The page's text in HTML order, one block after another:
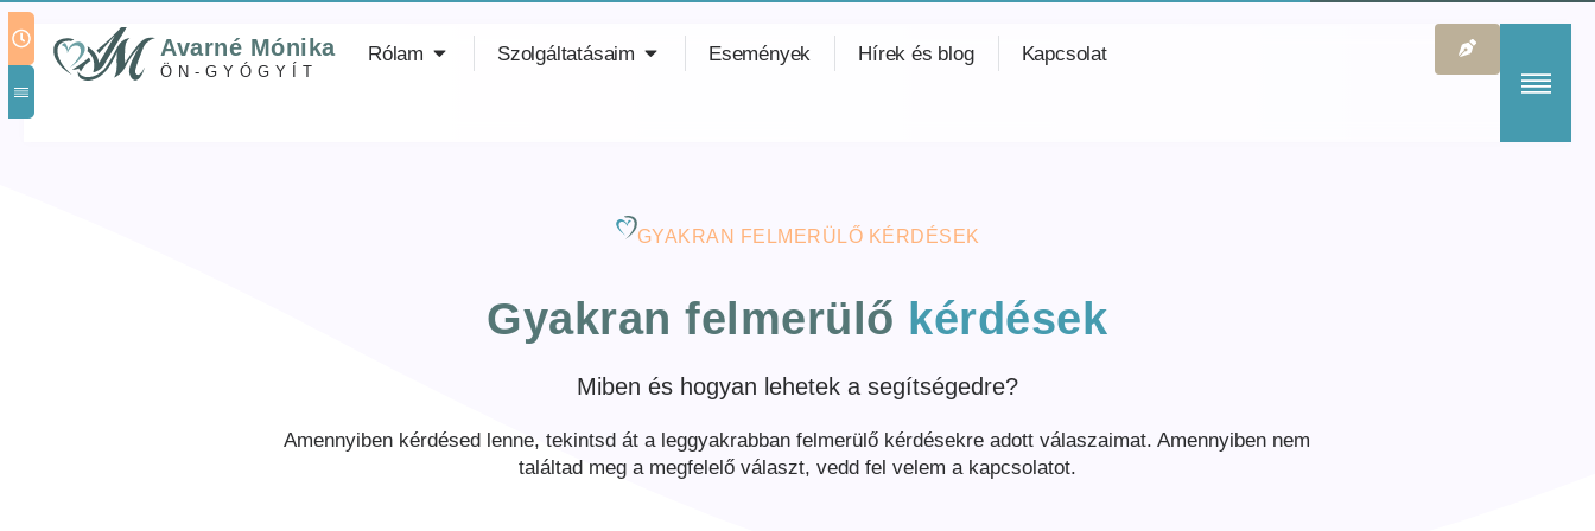
Avarné Mónika
ÖN-GYÓGYÍT
Rólam Szolgáltatásaim Események Hírek és blog Kapcsolat
GYAKRAN FELMERÜLŐ KÉRDÉSEK
Gyakran felmerülő kérdések
Miben és hogyan lehetek a segítségedre?
Amennyiben kérdésed lenne, tekintsd át a leggyakrabban felmerülő kérdésekre adott válaszaimat. Amennyiben nem
találtad meg a megfelelő választ, vedd fel velem a kapcsolatot.